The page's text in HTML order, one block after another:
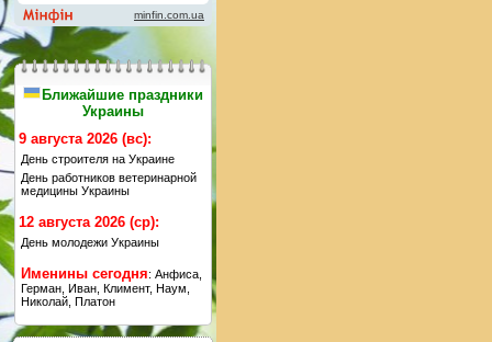
Ближайшие праздники
Украины
9 августа 2026 (вс):
День строителя на Украине
День работников ветеринарной
медицины Украины
12 августа 2026 (ср):
День молодежи Украины
Именины сегодня: Анфиса,
Герман, Иван, Климент, Наум,
Николай, Платон